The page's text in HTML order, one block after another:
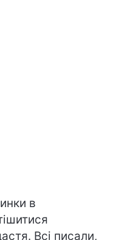
в
Всі писали,